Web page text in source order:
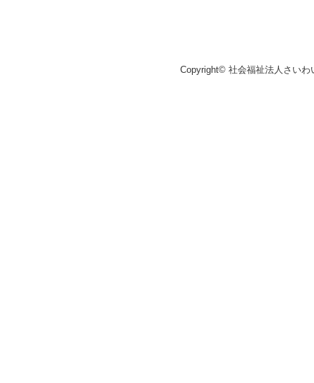
Copyright© 社会福祉法人さい